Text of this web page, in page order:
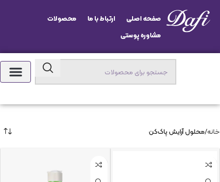
صفحه اصلی ارتباط با ما
محصولات
مشاوره پوستی
خانه محلول آرایش پاک‌کن